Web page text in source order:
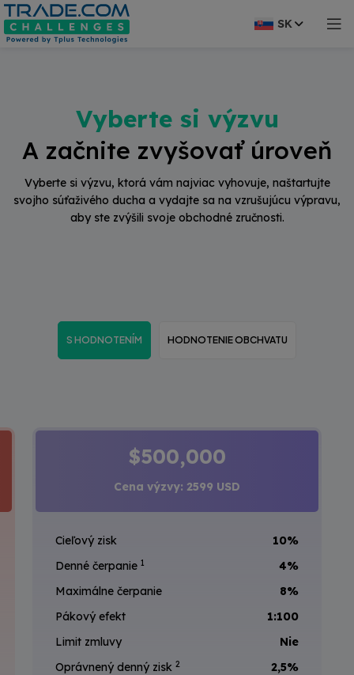
SK
Vyberte si výzvu
A začnite zvyšovať úroveň
Vyberte si výzvu, ktorá vám najviac vyhovuje, naštartujte
svojho súťaživého ducha a vydajte sa na vzrušujúcu výpravu,
aby ste zvýšili svoje obchodné zručnosti.
S HODNOTENÍM HODNOTENIE OBCHVATU
$500,000
Cena výzvy: 2599 USD
Cieľový zisk
10%
Denné čerpanie 1
4%
Maximálne čerpanie
8%
Pákový efekt
1:100
Limit zmluvy
Nie
Oprávnený denný zisk 2
2,5%
modal-check